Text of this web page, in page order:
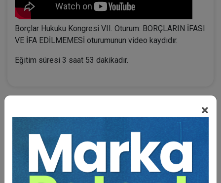
×
Borçlar Hukuku Kongresi VII. Oturum: BORÇLARIN İFASI
VE İFA EDİLMEMESİ oturumunun video kaydıdır.
Eğitim süresi 3 saat 53 dakikadır.
BENZER VIDEO EĞITIMLER
Video Eğitim Abonesi Ol: Sadece 5490 TL / Yıllık